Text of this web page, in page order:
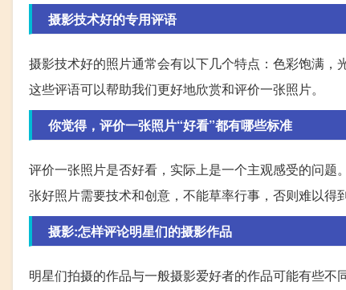
摄影技术好的专用评语
摄影技术好的照片通常会有以下几个特点：色彩饱满，
这些评语可以帮助我们更好地欣赏和评价一张照片。
你觉得，评价一张照片“好看”都有哪些标准
评价一张照片是否好看，实际上是一个主观感受的问题
张好照片需要技术和创意，不能草率行事，否则难以得
摄影:怎样评论明星们的摄影作品
明星们拍摄的作品与一般摄影爱好者的作品可能有些